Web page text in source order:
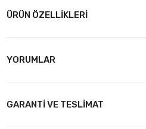
ÜRÜN ÖZELLİKLERİ
YORUMLAR
GARANTİ VE TESLİMAT